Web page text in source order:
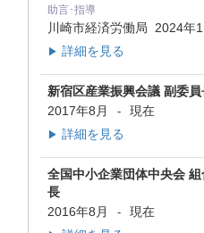
助言･指導
川崎市経済労働局 2024年
▶ 詳細を見る
新宿区産業振興会議 副委員
2017年8月
- 現在
▶ 詳細を見る
全国中小企業団体中央会
長
2016年8月
- 現在